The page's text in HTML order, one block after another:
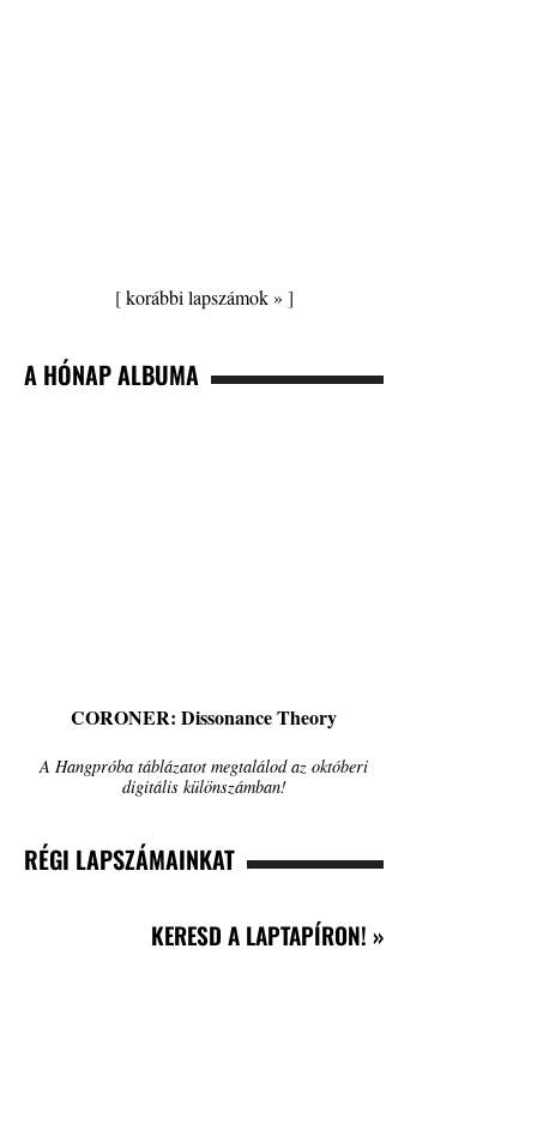
[korábbi lapszámok » ]
A HÓNAP ALBUMA
CORONER: Dissonance Theory
A Hangpróba táblázatot megtalálod az októberi
digitális különszámban!
RÉGI LAPSZÁMAINKAT
KERESD A LAPTAPÍRON! »